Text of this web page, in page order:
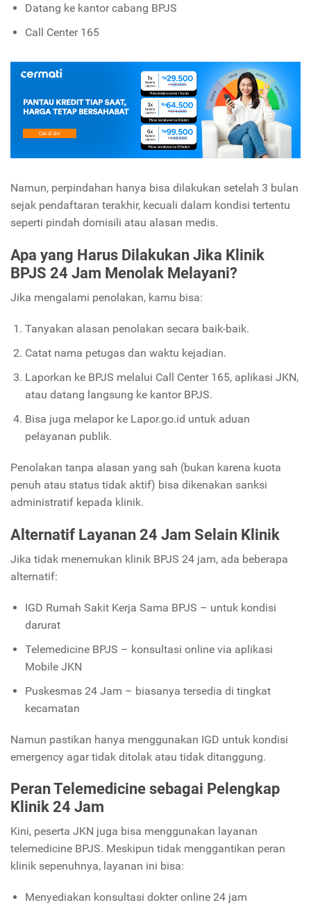
Datang ke kantor cabang BPJS
Call Center 165
Namun, perpindahan hanya bisa dilakukan setelah 3 bulan
sejak pendaftaran terakhir, kecuali dalam kondisi tertentu
seperti pindah domisili atau alasan medis.
Apa yang Harus Dilakukan Jika Klinik
BPJS 24 Jam Menolak Melayani?
Jika mengalami penolakan, kamu bisa:
Tanyakan alasan penolakan secara baik-baik.
Catat nama petugas dan waktu kejadian.
Laporkan ke BPJS melalui Call Center 165, aplikasi JKN,
atau datang langsung ke kantor BPJS.
Bisa juga melapor ke Lapor.go.id untuk aduan
pelayanan publik.
Penolakan tanpa alasan yang sah (bukan karena kuota
penuh atau status tidak aktif) bisa dikenakan sanksi
administratif kepada klinik.
Alternatif Layanan 24 Jam Selain Klinik
Jika tidak menemukan klinik BPJS 24 jam, ada beberapa
alternatif:
IGD Rumah Sakit Kerja Sama BPJS – untuk kondisi
darurat
Telemedicine BPJS – konsultasi online via aplikasi
Mobile JKN
Puskesmas 24 Jam – biasanya tersedia di tingkat
kecamatan
Namun pastikan hanya menggunakan IGD untuk kondisi
emergency agar tidak ditolak atau tidak ditanggung.
Peran Telemedicine sebagai Pelengkap
Klinik 24 Jam
Kini, peserta JKN juga bisa menggunakan layanan
telemedicine BPJS. Meskipun tidak menggantikan peran
klinik sepenuhnya, layanan ini bisa:
Menyediakan konsultasi dokter online 24 jam